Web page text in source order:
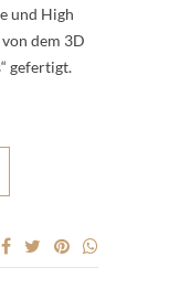
und High
dem 3D
gefertigt.